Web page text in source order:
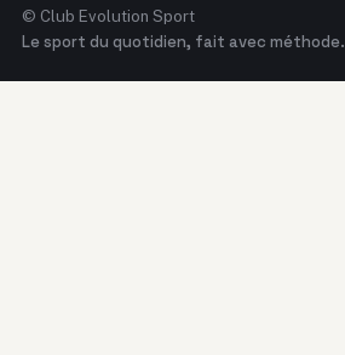
© Club Evolution Sport
Le sport du quotidien, fait avec méthode.